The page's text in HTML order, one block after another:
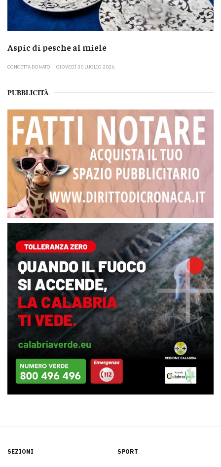
Aspic di pesche al miele
CONCETTA DONATO GIOVEDÌ 30 LUGLIO 2026
PUBBLICITÀ
SEZIONI SPORT